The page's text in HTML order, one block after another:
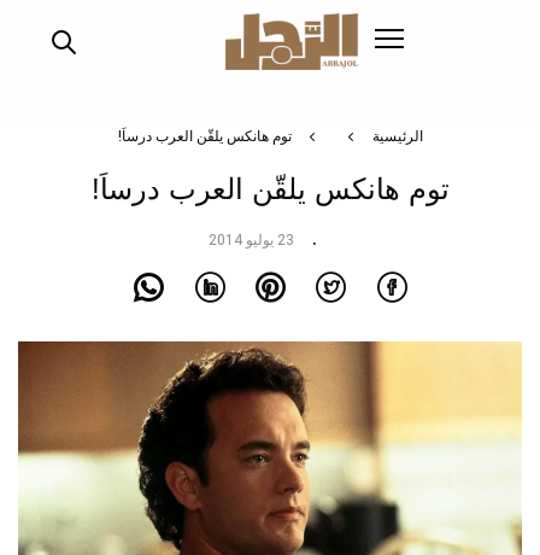
الرئيسية توم هانكس يلقّن العرب درساَ!
توم هانكس يلقّن العرب درساَ!
23 يوليو 2014